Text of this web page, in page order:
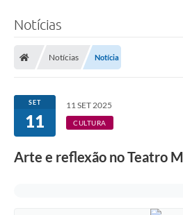
Licitações / PCA
Transparência
Notícias
Notícias Notícia
SET
11
11 SET 2025
CULTURA
Arte e reflexão no Teatro